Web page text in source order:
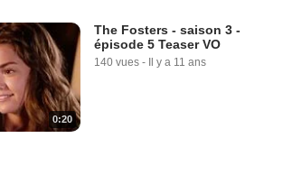
0:20
The Fosters - saison 3 -
épisode 5 Teaser VO
140 vues - Il y a 11 ans